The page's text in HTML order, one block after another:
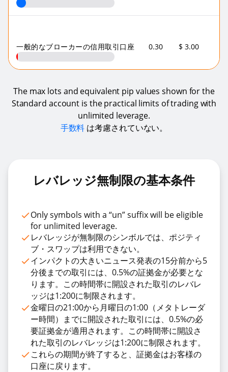
一般的なブローカーの信用取引口座 0.30 $ 3.00
The max lots and equivalent pip values shown for the
Standard account is the practical limits of trading with
unlimited leverage.
手数料 は考慮されていない。
レバレッジ無制限の基本条件
Only symbols with a “un” suffix will be eligible
for unlimited leverage.
レバレッジが無制限のシンボルでは、ポジティ
ブ・スワップは利用できない。
インパクトの大きいニュース発表の15分前から5
分後までの取引には、0.5%の証拠金が必要とな
ります。この時間帯に開設された取引のレバレ
ッジは1:200に制限されます。
金曜日の21:00から月曜日の1:00（メタトレーダ
ー時間）までに開設された取引には、0.5%の必
要証拠金が適用されます。この時間帯に開設さ
れた取引のレバレッジは1:200に制限されます。
これらの期間が終了すると、証拠金はお客様の
口座に戻ります。